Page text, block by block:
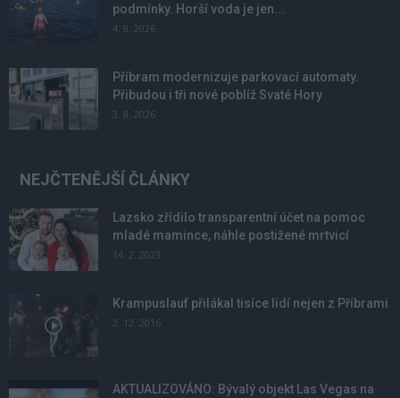
podmínky. Horší voda je jen...
4. 8. 2026
Příbram modernizuje parkovací automaty.
Přibudou i tři nové poblíž Svaté Hory
3. 8. 2026
NEJČTENĚJŠÍ ČLÁNKY
Lazsko zřídilo transparentní účet na pomoc
mladé mamince, náhle postižené mrtvicí
14. 2. 2023
Krampuslauf přilákal tisíce lidí nejen z Příbrami
2. 12. 2016
AKTUALIZOVÁNO: Bývalý objekt Las Vegas na